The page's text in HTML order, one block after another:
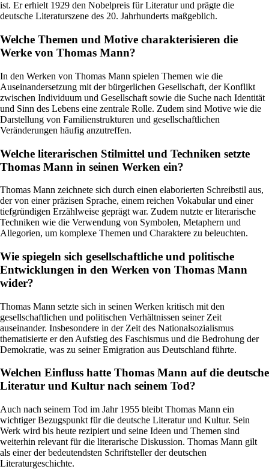
ist. Er erhielt 1929 den Nobelpreis für Literatur und prägte die
deutsche Literaturszene des 20. Jahrhunderts maßgeblich.
Welche Themen und Motive charakterisieren die
Werke von Thomas Mann?
In den Werken von Thomas Mann spielen Themen wie die
Auseinandersetzung mit der bürgerlichen Gesellschaft, der Konflikt
zwischen Individuum und Gesellschaft sowie die Suche nach Identität
und Sinn des Lebens eine zentrale Rolle. Zudem sind Motive wie die
Darstellung von Familienstrukturen und gesellschaftlichen
Veränderungen häufig anzutreffen.
Welche literarischen Stilmittel und Techniken setzte
Thomas Mann in seinen Werken ein?
Thomas Mann zeichnete sich durch einen elaborierten Schreibstil aus,
der von einer präzisen Sprache, einem reichen Vokabular und einer
tiefgründigen Erzählweise geprägt war. Zudem nutzte er literarische
Techniken wie die Verwendung von Symbolen, Metaphern und
Allegorien, um komplexe Themen und Charaktere zu beleuchten.
Wie spiegeln sich gesellschaftliche und politische
Entwicklungen in den Werken von Thomas Mann
wider?
Thomas Mann setzte sich in seinen Werken kritisch mit den
gesellschaftlichen und politischen Verhältnissen seiner Zeit
auseinander. Insbesondere in der Zeit des Nationalsozialismus
thematisierte er den Aufstieg des Faschismus und die Bedrohung der
Demokratie, was zu seiner Emigration aus Deutschland führte.
Welchen Einfluss hatte Thomas Mann auf die deutsche
Literatur und Kultur nach seinem Tod?
Auch nach seinem Tod im Jahr 1955 bleibt Thomas Mann ein
wichtiger Bezugspunkt für die deutsche Literatur und Kultur. Sein
Werk wird bis heute rezipiert und seine Ideen und Themen sind
weiterhin relevant für die literarische Diskussion. Thomas Mann gilt
als einer der bedeutendsten Schriftsteller der deutschen
Literaturgeschichte.